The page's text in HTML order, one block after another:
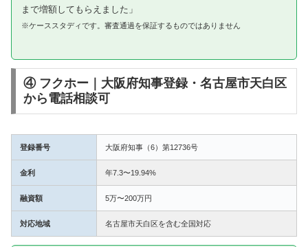
まで増額してもらえました」
※ケーススタディです。審査通過を保証するものではありません
④ フクホー｜大阪府知事登録・名古屋市天白区
から電話相談可
登録番号 大阪府知事（6）第12736号
金利 年7.3〜19.94%
融資額 5万〜200万円
対応地域 名古屋市天白区を含む全国対応